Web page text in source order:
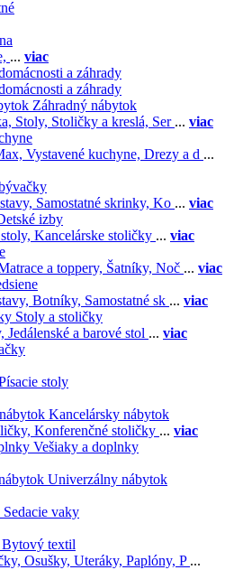
... viac
a záhrady
a záhrady
Záhradný nábytok
Stoly, Stoličky a kreslá, Ser ... viac
Vystavené kuchyne, Drezy a d ...
Samostatné skrinky, Ko ... viac
izby
Kancelárske stoličky ... viac
a toppery, Šatníky, Noč ... viac
Botníky, Samostatné sk ... viac
Stoly a stoličky
Jedálenské a barové stol ... viac
stoly
Kancelársky nábytok
Konferenčné stoličky ... viac
Vešiaky a doplnky
Univerzálny nábytok
Sedacie vaky
Bytový textil
Osušky, Uteráky, Paplóny, P ...